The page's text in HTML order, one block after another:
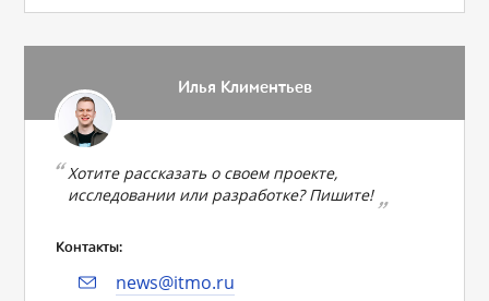
Илья Климентьев
Хотите рассказать о своем проекте,
исследовании или разработке? Пишите!
Контакты:
news@itmo.ru